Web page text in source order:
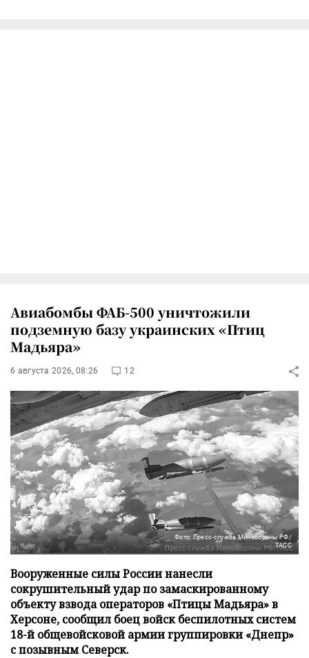
Авиабомбы ФАБ-500 уничтожили
подземную базу украинских «Птиц
Мадьяра»
6 августа 2026, 08:26 12
Фото: Пресс-служба Минобороны РФ/
ТАСС
Вооруженные силы России нанесли
сокрушительный удар по замаскированному
объекту взвода операторов «Птицы Мадьяра» в
Херсоне, сообщил боец войск беспилотных систем
18-й общевойсковой армии группировки «Днепр»
с позывным Северск.